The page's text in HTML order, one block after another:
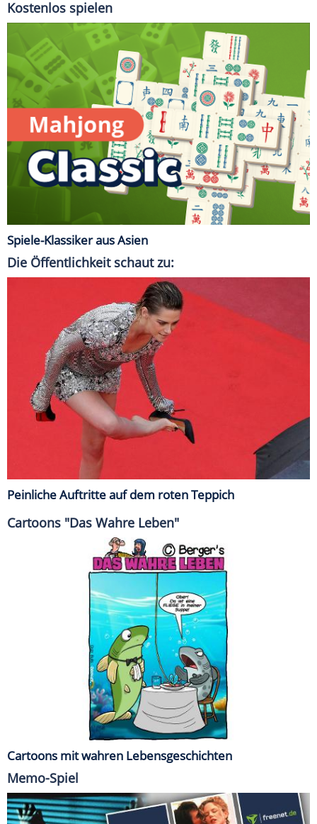
Kostenlos spielen
Spiele-Klassiker aus Asien
Die Öffentlichkeit schaut zu:
Peinliche Auftritte auf dem roten Teppich
Cartoons "Das Wahre Leben"
Cartoons mit wahren Lebensgeschichten
Memo-Spiel